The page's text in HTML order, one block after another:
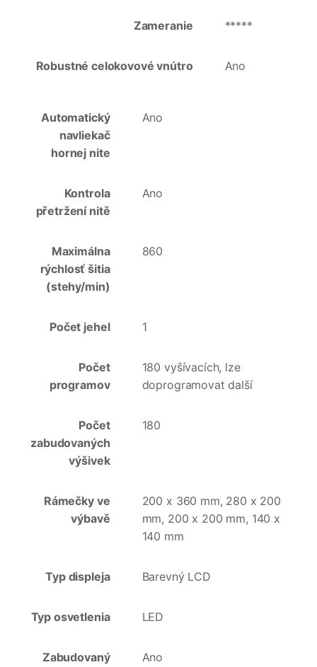
Zameranie *****
Robustné celokovové vnútro Ano
Automatický
navliekač
hornej nite
Ano
Kontrola
přetržení nitě
Ano
Maximálna
rýchlosť šitia
(stehy/min)
860
Počet jehel 1
Počet
programov
180 vyšívacích, lze
doprogramovat další
Počet
zabudovaných
výšivek
180
Rámečky ve
výbavě
200 x 360 mm, 280 x 200
mm, 200 x 200 mm, 140 x
140 mm
Typ displeja Barevný LCD
Typ osvetlenia LED
Zabudovaný
Ano